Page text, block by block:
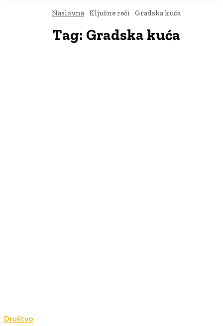
Naslovna Ključne reči Gradska kuća
Tag: Gradska kuća
Društvo